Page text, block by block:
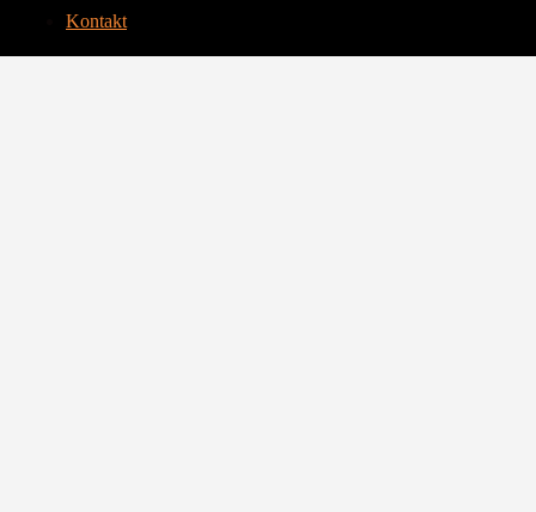
Kontakt